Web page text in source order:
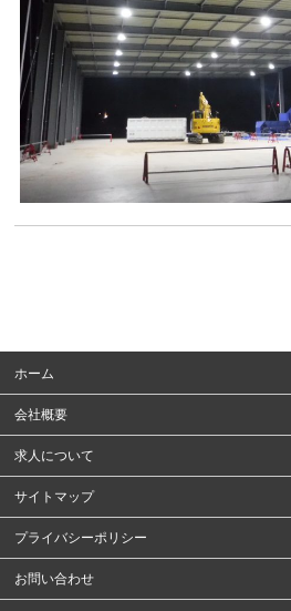
ホーム
会社概要
求人について
サイトマップ
プライバシーポリシー
お問い合わせ